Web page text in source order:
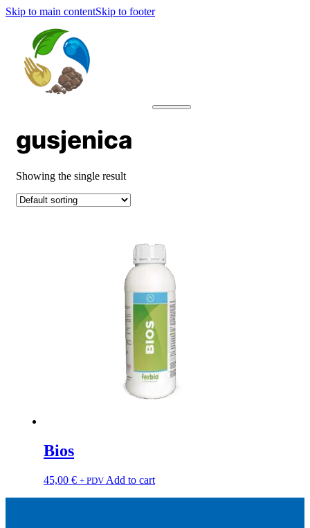
Skip to main contentSkip to footer
gusjenica
Showing the single result
Bios
45,00 € + PDV Add to cart